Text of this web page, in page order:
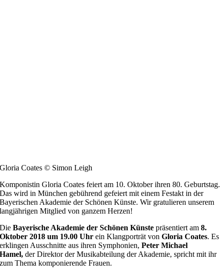
Gloria Coates © Simon Leigh
Komponistin Gloria Coates feiert am 10. Oktober ihren 80. Geburtstag.
Das wird in München gebührend gefeiert mit einem Festakt in der
Bayerischen Akademie der Schönen Künste. Wir gratulieren unserem
langjährigen Mitglied von ganzem Herzen!
Die Bayerische Akademie der Schönen Künste präsentiert am8.
Oktober 2018 um 19.00 Uhr ein Klangporträt vonGloria Coates. Es
erklingen Ausschnitte aus ihren Symphonien, Peter Michael
Hamel, der Direktor der Musikabteilung der Akademie, spricht mit ihr
zum Thema komponierende Frauen.